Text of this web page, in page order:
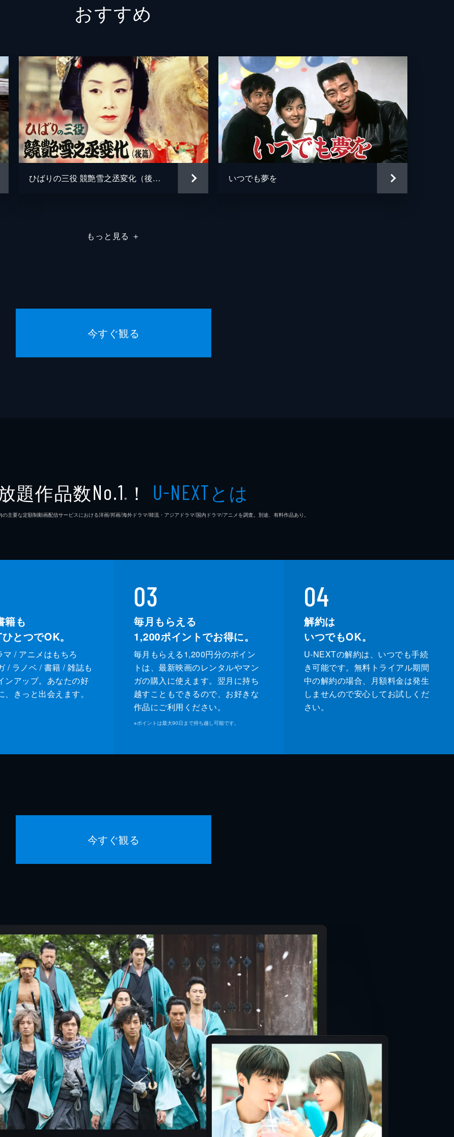
新田実
奈良真養
堺駿二
河村黎吉
瑞穂春海
おすすめ
ひばりの三役 競艶雪之丞変化（後篇） いつでも夢を
もっと見る ＋
今すぐ観る
題作品数No.1 ※ ！ U-NEXTとは
主要な定額制動画配信サービスにおける洋画/邦画/海外ドラマ/韓流・アジアドラマ/国内ドラマ/アニメを調査。別途、有料作品あり。
籍も
とつでOK。
マ / アニメはもちろ
/ ラノベ / 書籍 / 雑誌も
ンアップ。あなたの好
、きっと出会えます。
03
毎月もらえる
1,200ポイントでお得に。
毎月もらえる1,200円分のポイン
トは、最新映画のレンタルやマン
ガの購入に使えます。翌月に持ち
越すこともできるので、お好きな
作品にご利用ください。
※ポイントは最大90日まで持ち越し可能です。
04
解約は
いつでもOK。
U-NEXTの解約は、いつでも手続
き可能です。無料トライアル期間
中の解約の場合、月額料金は発生
しませんので安心してお試しくだ
さい。
今すぐ観る